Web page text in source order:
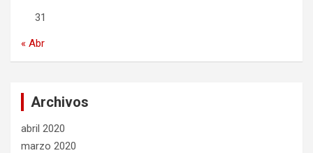
31
« Abr
Archivos
abril 2020
marzo 2020